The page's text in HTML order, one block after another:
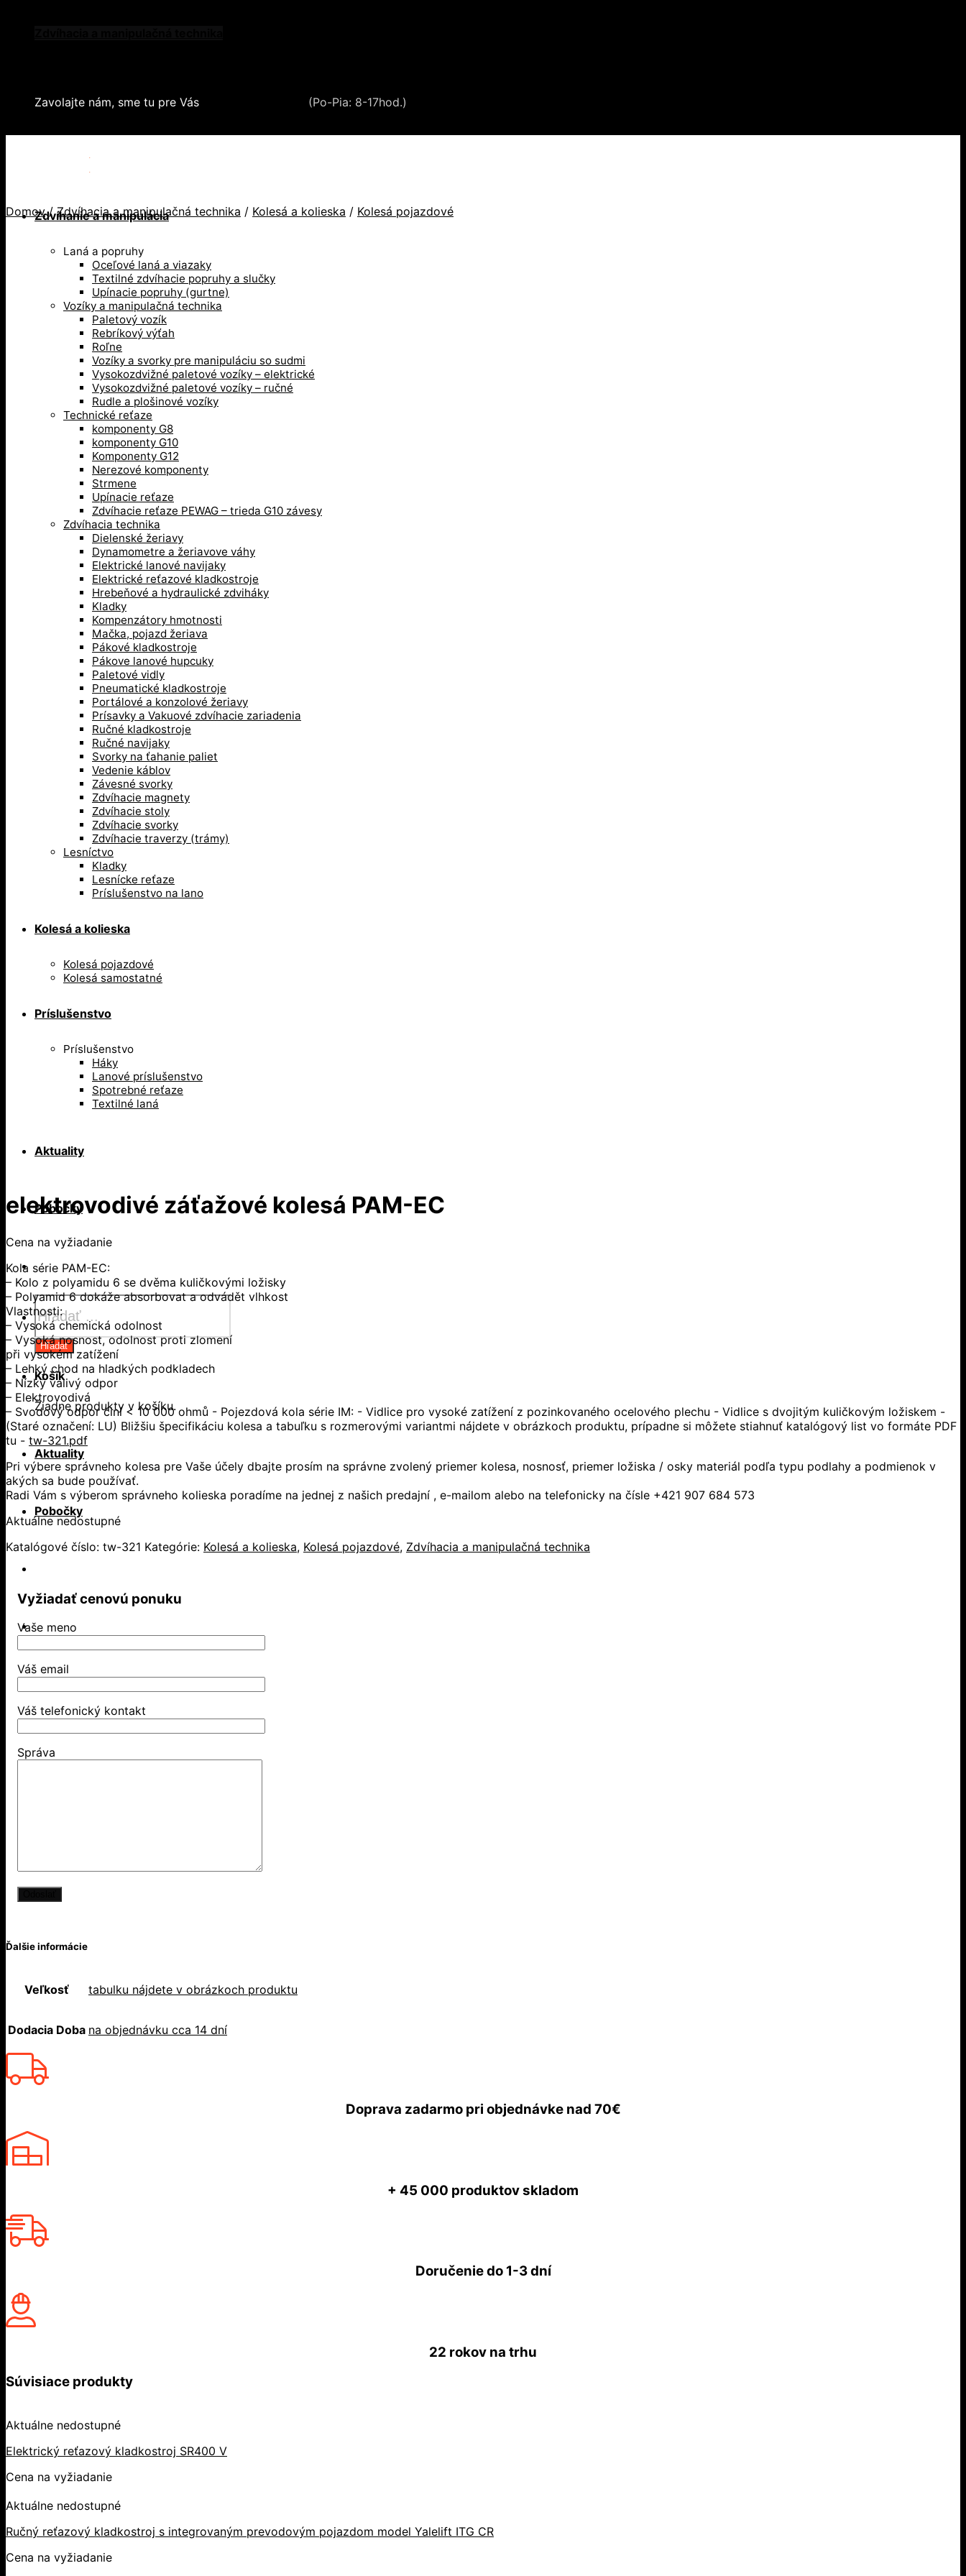
Zavolajte nám, sme tu pre Vás
(Po-Pia: 8-17hod.)
Zdvíhanie a manipulácia
Laná a popruhy
Oceľové laná a viazaky
Textilné zdvíhacie popruhy a slučky
Upínacie popruhy (gurtne)
Vozíky a manipulačná technika
Paletový vozík
Rebríkový výťah
Roľne
Vozíky a svorky pre manipuláciu so sudmi
Vysokozdvižné paletové vozíky – elektrické
Vysokozdvižné paletové vozíky – ručné
Rudle a plošinové vozíky
Technické reťaze
komponenty G8
komponenty G10
Komponenty G12
Nerezové komponenty
Strmene
Upínacie reťaze
Zdvíhacie reťaze PEWAG – trieda G10 závesy
Zdvíhacia technika
Dielenské žeriavy
Dynamometre a žeriavove váhy
Elektrické lanové navijaky
Elektrické reťazové kladkostroje
Hrebeňové a hydraulické zdviháky
Kladky
Kompenzátory hmotnosti
Mačka, pojazd žeriava
Pákové kladkostroje
Pákove lanové hupcuky
Paletové vidly
Pneumatické kladkostroje
Portálové a konzolové žeriavy
Prísavky a Vakuové zdvíhacie zariadenia
Ručné kladkostroje
Ručné navijaky
Svorky na ťahanie paliet
Vedenie káblov
Závesné svorky
Zdvíhacie magnety
Zdvíhacie stoly
Zdvíhacie svorky
Zdvíhacie traverzy (trámy)
Lesníctvo
Kladky
Lesnícke reťaze
Príslušenstvo na lano
Kolesá a kolieska
Kolesá pojazdové
Kolesá samostatné
Príslušenstvo
Príslušenstvo
Háky
Lanové príslušenstvo
Spotrebné reťaze
Textilné laná
Aktuality
Pobočky
Products
search
Hľadať
Košík
Žiadne produkty v košíku.
Aktuality
Pobočky
Domov / Zdvíhacia a manipulačná technika / Kolesá a kolieska / Kolesá pojazdové
elektrovodivé záťažové kolesá PAM-EC
Cena na vyžiadanie
Kola série PAM-EC:
– Kolo z polyamidu 6 se dvěma kuličkovými ložisky
– Polyamid 6 dokáže absorbovat a odvádět vlhkost
Vlastnosti:
– Vysoká chemická odolnost
– Vysoká nosnost, odolnost proti zlomení
při vysokém zatížení
– Lehký chod na hladkých podkladech
– Nízký valivý odpor
– Elektrovodivá
– Svodový odpor činí < 10 000 ohmů - Pojezdová kola série IM: - Vidlice pro vysoké zatížení z pozinkovaného ocelového plechu - Vidlice s dvojitým kuličkovým ložiskem -
(Staré označení: LU) Bližšiu špecifikáciu kolesa a tabuľku s rozmerovými variantmi nájdete v obrázkoch produktu, prípadne si môžete stiahnuť katalógový list vo formáte PDF
tu - tw-321.pdf
Pri výbere správneho kolesa pre Vaše účely dbajte prosím na správne zvolený priemer kolesa, nosnosť, priemer ložiska / osky materiál podľa typu podlahy a podmienok v
akých sa bude používať.
Radi Vám s výberom správneho kolieska poradíme na jednej z našich predajní , e-mailom alebo na telefonicky na čísle +421 907 684 573
Aktuálne nedostupné
Katalógové číslo: tw-321 Kategórie: Kolesá a kolieska, Kolesá pojazdové, Zdvíhacia a manipulačná technika
Vyžiadať cenovú ponuku
Vaše meno
Váš email
Váš telefonický kontakt
Správa
Ďalšie informácie
Veľkosť tabulku nájdete v obrázkoch produktu
Dodacia Doba na objednávku cca 14 dní
Doprava zadarmo pri objednávke nad 70€
+ 45 000 produktov skladom
Doručenie do1-3 dní
22 rokov na trhu
Súvisiace produkty
Aktuálne nedostupné
Elektrický reťazový kladkostroj SR400 V
Cena na vyžiadanie
Aktuálne nedostupné
Ručný reťazový kladkostroj s integrovaným prevodovým pojazdom model Yalelift ITG CR
Cena na vyžiadanie